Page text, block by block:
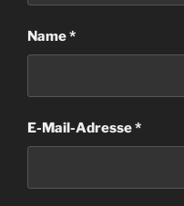
Name*
E-Mail-Adresse*